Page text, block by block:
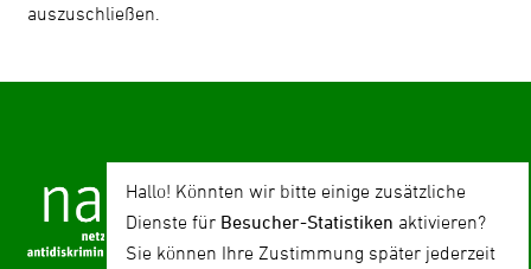
auszuschließen.
Hallo! Könnten wir bitte einige zusätzliche
Dienste für Besucher-Statistiken aktivieren?
Sie können Ihre Zustimmung später jederzeit